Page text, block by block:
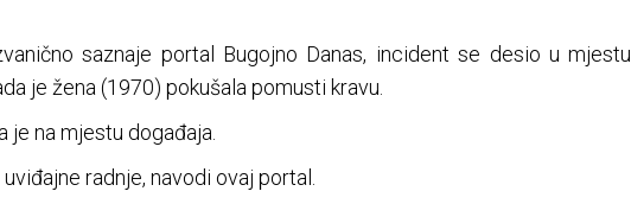
saznaje portal Bugojno Danas, incident se desio u mjestu
je žena (1970) pokušala pomusti kravu.
je na mjestu događaja.
uviđajne radnje, navodi ovaj portal.